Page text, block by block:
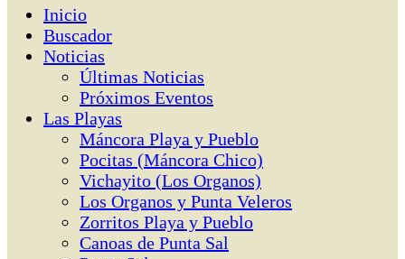
Inicio
Buscador
Noticias
Últimas Noticias
Próximos Eventos
Las Playas
Máncora Playa y Pueblo
Pocitas (Máncora Chico)
Vichayito (Los Organos)
Los Organos y Punta Veleros
Zorritos Playa y Pueblo
Canoas de Punta Sal